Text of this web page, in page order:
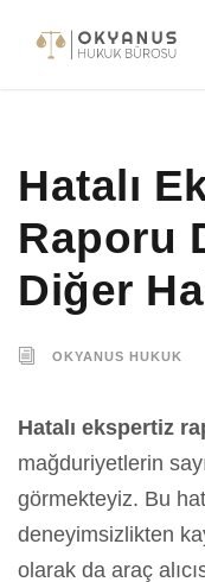
Hatalı
Raporu
Diğer
OKYANUS HUKUK
Hatalı ekspertiz
mağduriyetlerin
görmekteyiz. Bu
deneyimsizlikten
olarak da araç